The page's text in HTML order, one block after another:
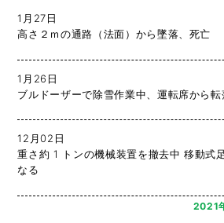
1月27日
高さ２ｍの通路（法面）から墜落、死亡
1月26日
ブルドーザーで除雪作業中、運転席から転
12月02日
重さ約 1 トンの機械装置を撤去中 移動式
なる
2021